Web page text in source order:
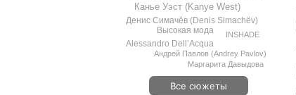
Канье Уэст (Kanye West)
Денис Симачёв (Denis Simachёv)
Высокая мода
Alessandro Dell’Acqua
INSHADE
Андрей Павлов (Andrey Pavlov)
Маргарита Давыдова
Все сюжеты